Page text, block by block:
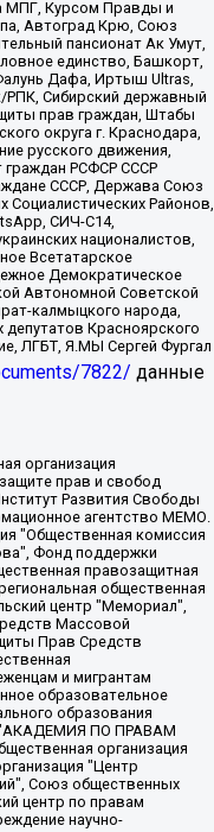
МПГ, Курсом Правды и
Автоград Крю, Союз
пансионат Ак Умут,
единство, Башкорт,
Дафа, Иртыш Ultras,
РПК, Сибирский державный
прав граждан, Штабы
округа г. Краснодара,
русского движения,
РСФСР СССР
СССР, Держава Союз
Социалистических Районов,
СИЧ-С14,
националистов,
Всетатарское
Демократическое
Автономной Советской
калмыцкого народа,
Красноярского
ЛГБТ, Я.МЫ Сергей Фургал
7822/ данные
центр для ЛГБТ+инициатив, Благотворительный фонд развития филантропии, Deutsche Welle (Германия, Kurt-Schumacher-Strasse 3, 53113 Bonn), Борзунова Мария Михайловна, Воробьев Виктор Викторович, Голубева Анна Львовна, Константинова Алла Михайловна, Малкова Ирина Владимировна, Мурадов Мурад Абдулгалимович, Осетинская Елизавета Николаевна, Понасенков Евгений Николаевич, Ганапольский Матвей Юрьевич, Киселев Евгений Алексеевич, Борухович Ирина Григорьевна, Дремин Иван Тимофеевич, Дубровский Дмитрий Викторович, Красноярская региональная общественная организация поддержки и развития альтернативных образовательных технологий и межкультурных коммуникаций "ИНТЕРРА", Маяковская Екатерина Алексеевна, Фейгин Марк Захарович, Филимонов Андрей Викторович, Дзугкоева Регина Николаевна, Доброхотов Роман Александрович, Дудь Юрий Александрович, Елкин Сергей Владимирович, Кругликов Кирилл Игоревич, Сабунаева Мария Леонидовна, Семенов Алексей Владимирович, Шаинян Карен Багратович, Шульман Екатерина Михайловна, Асафьев Артур Валерьевич, Вахштайн Виктор Семенович, Венедиктов Алексей Алексеевич, Лушникова Екатерина Евгеньевна, Волков Леонид Михайлович, Невзоров Александр Глебович, Пархоменко Сергей Борисович, Сироткин Ярослав Николаевич, Кара-Мурза Владимир Владимирович, Баранова Наталья Владимировна, Гозман Леонид Яковлевич, Кагарлицкий Борис Юльевич, Климарев Михаил Валерьевич, Милов Владимир Станиславович, Автономная некоммерческая организация Краснодарский центр современного искусства "Типография", Моргенштерн Алишер Тагирович, Соболь Любовь Эдуардовна, Общество с ограниченной ответственностью "ЛИЗА НОРМ", Каспаров Гарри Кимович, Ходорковский Михаил Борисович, Общество с ограниченной ответственностью "Апрельские тезисы", Данилович Ирина Брониславовна, Кашин Олег Владимирович, Петров Николай Владимирович, Пивоваров Алексей Владимирович, Соколов Михаил Владимирович, Цветкова Юлия Владимировна, Чичваркин Евгений Александрович, Комитет против пыток/Команда против пыток, Общество с ограниченной ответственностью "Первый научный", Общество с ограниченной ответственностью "Вертолет и ко", Белоцерковская Вероника Борисовна, Кац Максим Евгеньевич, Лазарева Татьяна Юрьевна, Шаведдинов Руслан Табризович, Яшин Илья Валерьевич, Общество с ограниченной ответственностью "Иноагент ААВ", Алешковский Дмитрий Петрович, Альбац Евгения Марковна, Быков Дмитрий Львович, Галямина Юлия Евгеньевна, Лойко Сергей Леонидович, Мартынов Кирилл Константинович, Медведев Сергей Александрович, Крашенинников Федор Геннадиевич, Гордеева Катерина Вл